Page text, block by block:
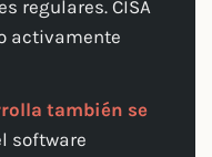
regulares. CISA
activamente
también se
software